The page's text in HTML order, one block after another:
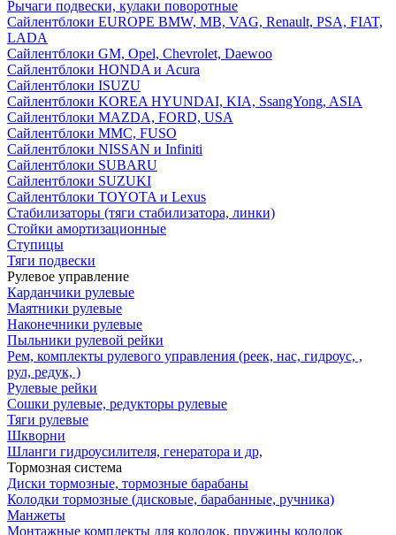
Рычаги подвески, кулаки поворотные
Сайлентблоки EUROPE BMW, MB, VAG, Renault, PSA, FIAT,
LADA
Сайлентблоки GM, Opel, Chevrolet, Daewoo
Сайлентблоки HONDA и Acura
Сайлентблоки ISUZU
Сайлентблоки KOREA HYUNDAI, KIA, SsangYong, ASIA
Сайлентблоки MAZDA, FORD, USA
Сайлентблоки MMC, FUSO
Сайлентблоки NISSAN и Infiniti
Сайлентблоки SUBARU
Сайлентблоки SUZUKI
Сайлентблоки TOYOTA и Lexus
Стабилизаторы (тяги стабилизатора, линки)
Стойки амортизационные
Ступицы
Тяги подвески
Рулевое управление
Карданчики рулевые
Маятники рулевые
Наконечники рулевые
Пыльники рулевой рейки
Рем, комплекты рулевого управления (реек, нас, гидроус, ,
рул, редук, )
Рулевые рейки
Сошки рулевые, редукторы рулевые
Тяги рулевые
Шкворни
Шланги гидроусилителя, генератора и др,
Тормозная система
Диски тормозные, тормозные барабаны
Колодки тормозные (дисковые, барабанные, ручника)
Манжеты
Монтажные комплекты для колодок, пружины колодок